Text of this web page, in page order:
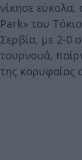
νίκησε
Park» του
Σερβία, με 2-0
τουρνουά,
της κορυφαίας